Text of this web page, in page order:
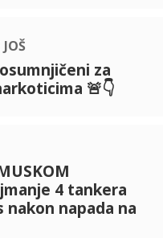
za
🚨👇
4 tankera
napada na